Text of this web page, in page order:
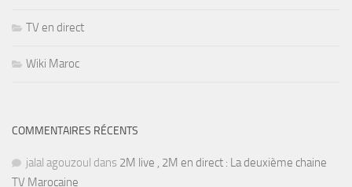
TV en direct
Wiki Maroc
COMMENTAIRES RÉCENTS
jalal agouzoul dans 2M live , 2M en direct : La deuxième chaine
TV Marocaine